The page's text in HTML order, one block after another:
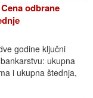
odbrane
godine ključni
ukupna
i ukupna štednja,